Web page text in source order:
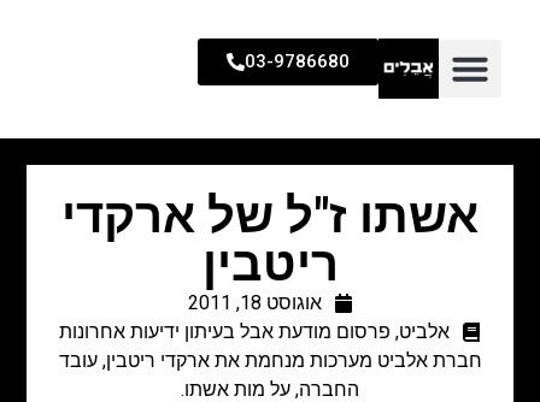
03-9786680
אשתו ז"ל של ארקדי
ריטבין
אוגוסט 18, 2011
אלביט, פרסום מודעת אבל בעיתון ידיעות אחרונות
חברת אלביט מערכות מנחמת את ארקדי ריטבין, עובד
החברה, על מות אשתו.